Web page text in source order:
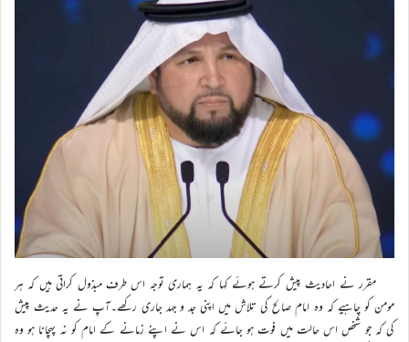
مقرر نے احادیث پیش کرتے ہوئے کہا کہ یہ ہماری توجہ اس طرف مبذول کراتی ہیں کہ ہر
مومن کو چاہیے کہ وہ امام صالح کی تلاش میں اپنی جد و جہد جاری رکھے۔آپ نے یہ حدیث پیش
کی کہ جو شخص اس حالت میں فوت ہو جائے کہ اس نے اپنے زمانے کے امام کو نہ پہچانا ہو وہ